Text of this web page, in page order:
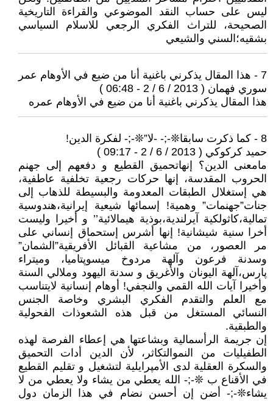
ليس على حساب النقد الموضوعي والقراءة التاريخية
الصحيحة، للتراث الفكري الرجعي للاسلام السياسي
بشقيه؛السني والشيعي
7 - هذا المقال يذكرني باغنية أنا من ضيع في الأوهام عمر
سوري فهمان ( 2013 / 6 / 2 - 06:48 )
هذا المقال يذكرني باغنية أنا من ضيع في الأوهام عمره
8 - كما ذكرت سابقا❊-;- -لا”❊-;- لفكرة الدين!
حميد كركوكي ( 2013 / 6 / 2 - 09:17 )
مامعنى الدين؟ إنهاتحميق القطيع و دفعهم إلى جهنم
الحروب المقدسة، إنها حركات رجعية تخلفية عاطفية،
هي إستغلال الطبقات المعدومة والبسيطة للذهاب إلى
جنات”جهنمات” وهمية! إسمائها شيعية إيرانية،هندوسية
تمالية،كاثولكية آيرلندية،بوذية هيمالائية’’ و أخيرا وليست
أخرا سنية شيشانية! إنها أشرس إستحماق إنساني على
مر العصور، من مشاعية القبائل الأفريقية”الشمان”
وسدنة فرعون وآلهة مردوخ ميسوپتاميا، وميتراء
پارس،آلهة اليونان والأغريق و سدنة اليهود وملالي السنة
وأخيرا آيات الله القمي والنجفي! أوهام إنسانية لايتناسب
مع العلم والتقدم الفكري البشري وخاصة الجنس
النسائي المستغل من قبل هذه الشعوذات الفحولية
والطبقية.
إن جريمة الرأسمالية وبشاعتها هي إعطاء الفرصة لهذه
الطفيليات من النموالتكاثر، لأن الدين أدات التحميق
والسكرة العقلية لدى الأمپرايلية لتشغيل و تقليم القطيع
في الأقناع ب ❊-;- الله يعطي من يشاء ولا يعطي من لا
يشاء❊-;- أضن إن أحسن نضام في هذا الزمان دول